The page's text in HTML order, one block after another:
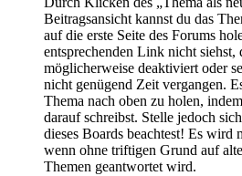
Beitragsansicht kannst du das
auf die erste Seite des Forums
entsprechenden Link nicht siehst,
möglicherweise deaktiviert oder
nicht genügend Zeit vergangen.
Thema nach oben zu holen,
darauf schreibst. Stelle jedoch
dieses Boards beachtest! Es wird
wenn ohne triftigen Grund auf
Themen geantwortet wird.